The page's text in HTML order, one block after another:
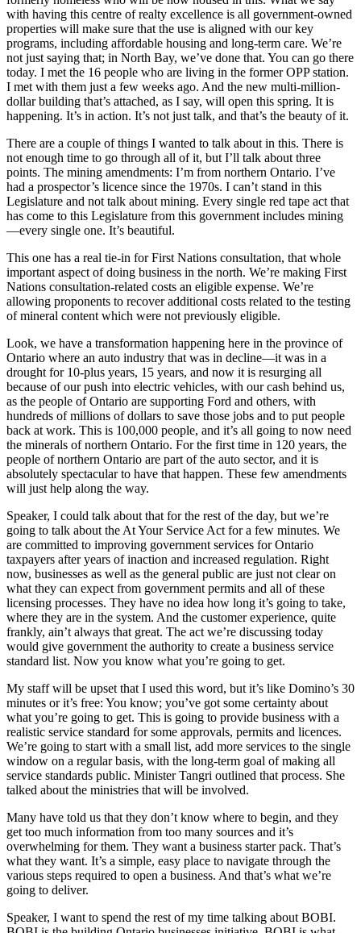
with having this centre of realty excellence is all government-owned
properties will make sure that the use is aligned with our key
programs, including affordable housing and long-term care. We’re
not just saying that; in North Bay, we’ve done that. You can go there
today. I met the 16 people who are living in the former OPP station.
I met with them just a few weeks ago. And the new multi-million-
dollar building that’s attached, as I say, will open this spring. It is
happening. It’s in action. It’s not just talk, and that’s the beauty of it.
There are a couple of things I wanted to talk about in this. There is
not enough time to go through all of it, but I’ll talk about three
points. The mining amendments: I’m from northern Ontario. I’ve
had a prospector’s licence since the 1970s. I can’t stand in this
Legislature and not talk about mining. Every single red tape act that
has come to this Legislature from this government includes mining
—every single one. It’s beautiful.
This one has a real tie-in for First Nations consultation, that whole
important aspect of doing business in the north. We’re making First
Nations consultation-related costs an eligible expense. We’re
allowing proponents to recover additional costs related to the testing
of mineral content which were not previously eligible.
Look, we have a transformation happening here in the province of
Ontario where an auto industry that was in decline—it was in a
drought for 10-plus years, 15 years, and now it is resurging all
because of our push into electric vehicles, with our cash behind us,
as the people of Ontario are supporting Ford and others, with
hundreds of millions of dollars to save those jobs and to put people
back at work. This is 100,000 people, and it’s all going to now need
the minerals of northern Ontario. For the first time in 120 years, the
people of northern Ontario are part of the auto sector, and it is
absolutely spectacular to have that happen. These few amendments
will just help along the way.
Speaker, I could talk about that for the rest of the day, but we’re
going to talk about the At Your Service Act for a few minutes. We
are committed to improving government services for Ontario
taxpayers after years of inaction and increased regulation. Right
now, businesses as well as the general public are just not clear on
what they can expect from government permits and all of these
licensing processes. They have no idea how long it’s going to take,
where they are in the system. And the customer experience, quite
frankly, ain’t always that great. The act we’re discussing today
would give government the authority to create a business service
standard list. Now you know what you’re going to get.
My staff will be upset that I used this word, but it’s like Domino’s 30
minutes or it’s free: You know; you’ve got some certainty about
what you’re going to get. This is going to provide business with a
realistic service standard for some approvals, permits and licences.
We’re going to start with a small list, add more services to the single
window on a regular basis, with the long-term goal of making all
service standards public. Minister Tangri outlined that process. She
talked about the ministries that will be involved.
Many have told us that they don’t know where to begin, and they
get too much information from too many sources and it’s
overwhelming for them. They want a business starter pack. That’s
what they want. It’s a simple, easy place to navigate through the
various steps required to open a business. And that’s what we’re
going to deliver.
Speaker, I want to spend the rest of my time talking about BOBI.